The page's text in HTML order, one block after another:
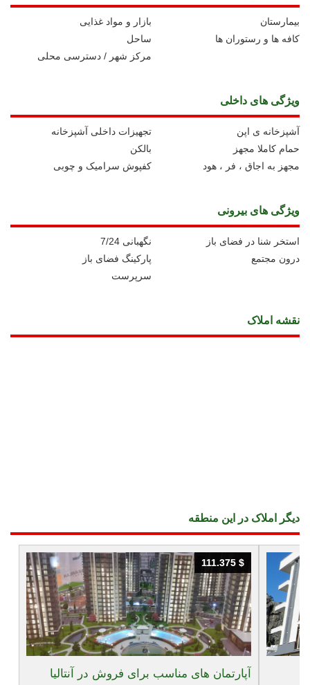
بازار و مواد غذایی
بیمارستان
ساحل
کافه ها و رستوران ها
مرکز شهر / دسترسی محلی
ویژگی های داخلی
تجهیزات داخلی آشپزخانه
آشپزخانه ی اپن
بالکن
حمام کاملا مجهز
کفپوش سرامیک و چوبی
مجهز به اجاق ، فر ، هود
ویژگی های بیرونی
نگهبانی 7/24
استخر شنا در فضای باز
پارکینگ فضای باز
درون مجتمع
سرپرست
نقشه املاک
دیگر املاک در این منطقه
آپارتمان های مناسب برای فروش در آنتالیا
111.375 $
111.375 $